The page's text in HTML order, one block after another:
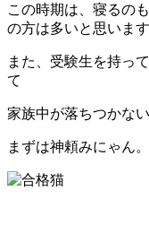
この時期は、寝るの
の方は多いと思います
また、受験生を持っ
て
家族中が落ちつかな
まずは神頼みにゃん。